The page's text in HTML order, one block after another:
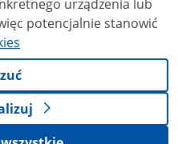
urządzenia lub
potencjalnie stanowić